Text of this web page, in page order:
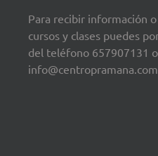
Para recibir información
cursos y clases puedes
del teléfono 657907131
info@centropramana.com